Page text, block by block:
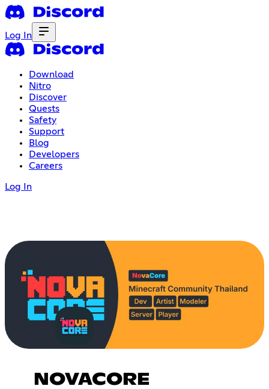
Log In
Download
Nitro
Discover
Quests
Safety
Support
Blog
Developers
Careers
Log In
NOVACORE